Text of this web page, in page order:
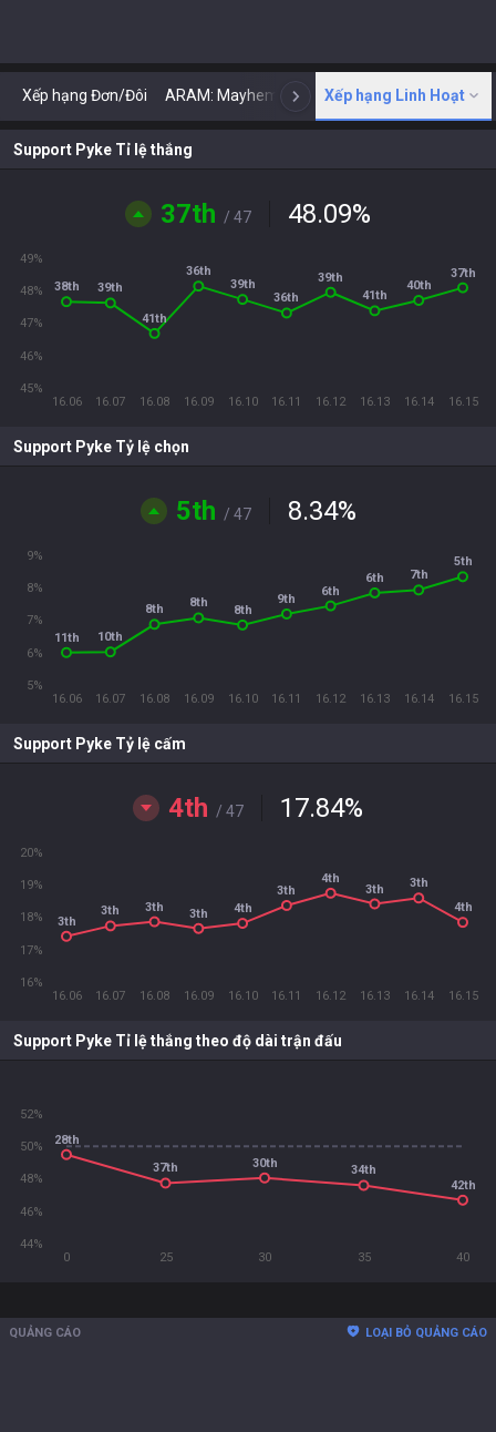
Xếp hạng Đơn/Đôi ARAM: Mayhem Cổ điển N ARENA
Xếp hạng Linh Hoạt
Support Pyke Tỉ lệ thắng
37th / 47 48.09%
16.06 16.07 16.08 16.09 16.10 16.11 16.12 16.13 16.14 16.15
45%
46%
47%
48%
49%
38th
39th
41th
36th
39th
36th
39th
41th
40th
37th
Support Pyke Tỷ lệ chọn
5th / 47 8.34%
16.06 16.07 16.08 16.09 16.10 16.11 16.12 16.13 16.14 16.15
5%
6%
7%
8%
9%
11th 10th
8th 8th 8th
9th
6th
6th 7th
5th
Support Pyke Tỷ lệ cấm
4th / 47 17.84%
16.06 16.07 16.08 16.09 16.10 16.11 16.12 16.13 16.14 16.15
16%
17%
18%
19%
20%
3th
3th 3th 3th 4th
3th
4th
3th
3th
4th
Support Pyke Tỉ lệ thắng theo độ dài trận đấu
0 25 30 35 40
44%
46%
48%
50%
52%
28th
37th
30th
34th
42th
QUẢNG CÁO LOẠI BỎ QUẢNG CÁO